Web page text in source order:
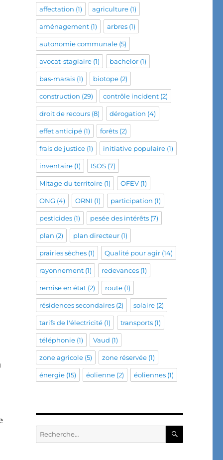
affectation (1) agriculture(1)
aménagement(1) arbres(1)
autonomie communale(5)
avocat-stagiaire(1) bachelor(1)
bas-marais(1) biotope(2)
construction (29) contrôle incident(2)
droit de recours(8) dérogation (4)
effet anticipé(1) forêts(2)
frais de justice(1) initiative populaire(1)
inventaire(1) ISOS(7)
Mitage du territoire(1) OFEV(1)
ONG (4) ORNI (1) participation (1)
pesticides(1) pesée des intérêts(7)
plan (2) plan directeur(1)
prairies sèches(1) Qualité pour agir(14)
rayonnement(1) redevances(1)
remise en état(2) route(1)
résidences secondaires(2) solaire(2)
tarifs de l'électricité(1) transports(1)
téléphonie(1) Vaud (1)
zone agricole(5) zone réservée(1)
énergie(15) éolienne(2) éoliennes(1)
Recherche
pour :